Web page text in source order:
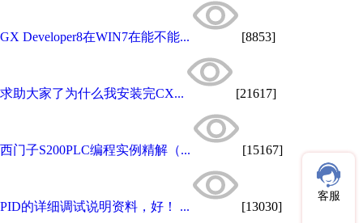
GX Developer8在WIN7在能不能... [8853]
求助大家了为什么我安装完CX... [21617]
西门子S200PLC编程实例精解（... [15167]
PID的详细调试说明资料，好！ ... [13030]
客服